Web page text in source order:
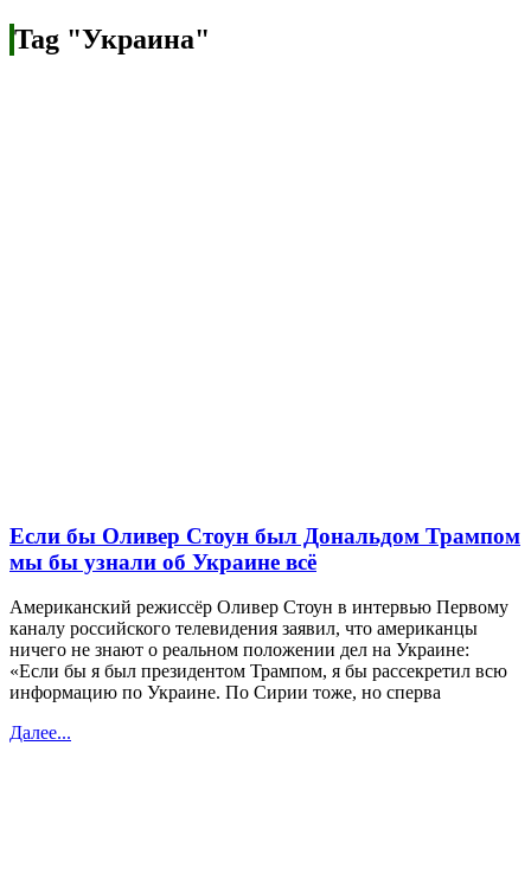
Tag "Украина"
Если бы Оливер Стоун был Дональдом Трампом
мы бы узнали об Украине всё
Американский режиссёр Оливер Стоун в интервью Первому
каналу российского телевидения заявил, что американцы
ничего не знают о реальном положении дел на Украине:
«Если бы я был президентом Трампом, я бы рассекретил всю
информацию по Украине. По Сирии тоже, но сперва
Далее...